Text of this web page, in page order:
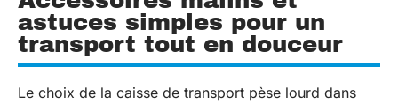
astuces simples pour un
transport tout en douceur
Le choix de la caisse de transport pèse lourd dans